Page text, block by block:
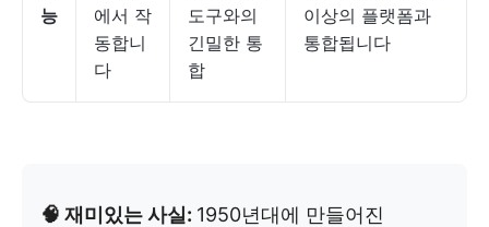
능
에서 작
동합니
다
도구와의
긴밀한 통
합
이상의 플랫폼과
통합됩니다
🧠 재미있는 사실: 1950년대에 만들어진